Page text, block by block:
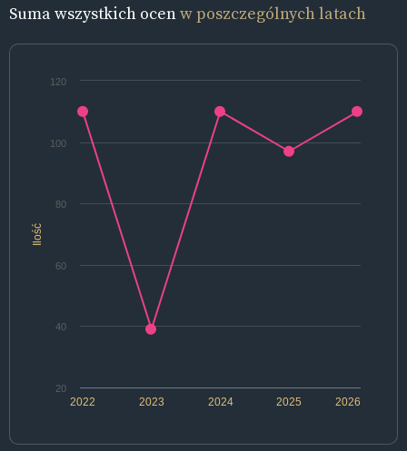
Suma wszystkich ocenw poszczególnych latach
Ilość
2022 2024 2026
2023 2025
20
40
60
80
100
120